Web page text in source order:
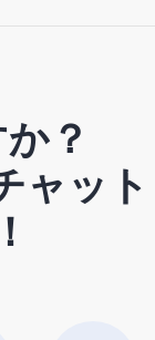
？
ャット